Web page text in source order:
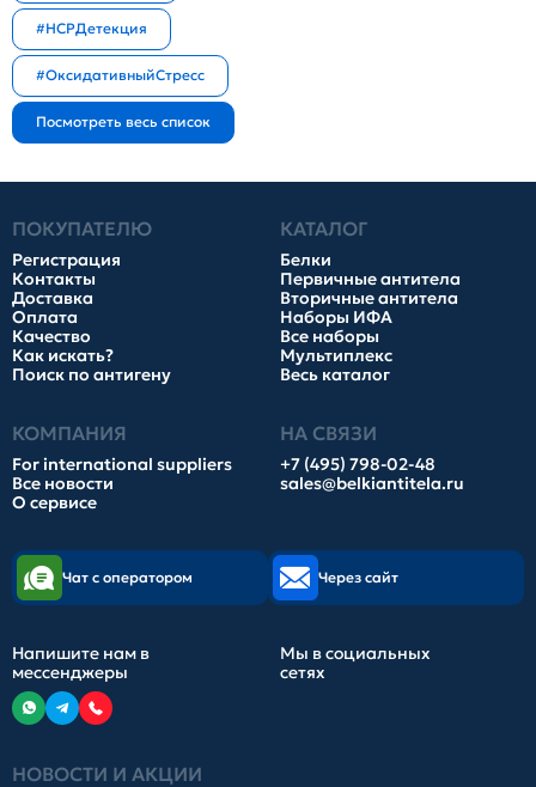
#HCPДетекция
#ОксидативныйСтресс
ПОКУПАТЕЛЮ
Регистрация
Контакты
Доставка
Оплата
Качество
Как искать?
Поиск по антигену
КАТАЛОГ
Белки
Первичные антитела
Вторичные антитела
Наборы ИФА
Все наборы
Мультиплекс
Весь каталог
КОМПАНИЯ
For international suppliers
Все новости
О сервисе
НА СВЯЗИ
+7 (495) 798-02-48
sales@belkiantitela.ru
НОВОСТИ И АКЦИИ
Чат с оператором Через сайт
Напишите нам в
мессенджеры
Мы в социальных
сетях